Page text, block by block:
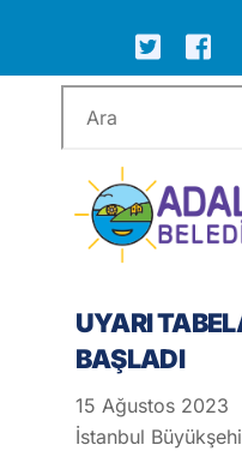
content
ICON
LABEL
ICON
LABEL
UYARI
BAŞLADI
15 Ağustos 2023
İstanbul